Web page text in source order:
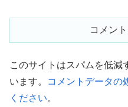
コメン
このサイトはスパムを低減
います。
コメントデータの
ください。